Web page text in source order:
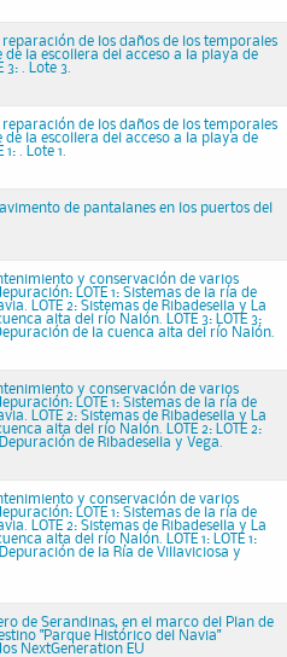
de los daños de los temporales
la escollera del acceso a la playa de
. Lote 3.
de los daños de los temporales
la escollera del acceso a la playa de
. Lote 1.
de pantalanes en los puertos del
y conservación de varios
LOTE 1: Sistemas de la ría de
LOTE 2: Sistemas de Ribadesella y La
alta del río Nalón. LOTE 3: LOTE 3:
de la cuenca alta del río Nalón.
y conservación de varios
LOTE 1: Sistemas de la ría de
LOTE 2: Sistemas de Ribadesella y La
alta del río Nalón. LOTE 2: LOTE 2:
de Ribadesella y Vega.
y conservación de varios
LOTE 1: Sistemas de la ría de
LOTE 2: Sistemas de Ribadesella y La
alta del río Nalón. LOTE 1: LOTE 1:
de la Ría de Villaviciosa y
de Serandinas, en el marco del Plan de
"Parque Histórico del Navia"
NextGeneration EU